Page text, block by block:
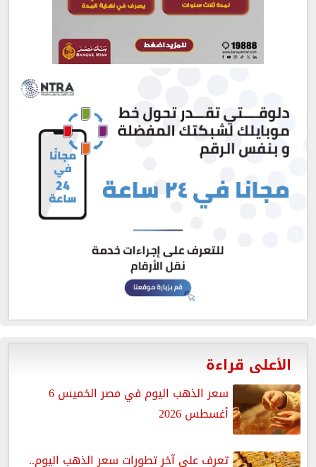
الأعلى قراءة
سعر الذهب اليوم في مصر الخميس 6
أغسطس 2026
تعرف على آخر تطورات سعر الذهب اليوم..